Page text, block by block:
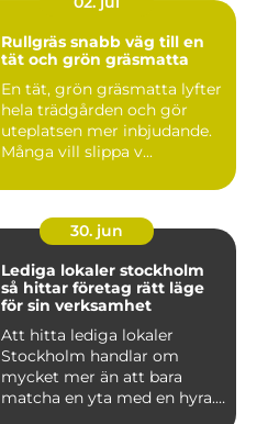
Rullgräs snabb väg till en
tät och grön gräsmatta
En tät, grön gräsmatta lyfter
hela trädgården och gör
uteplatsen mer inbjudande.
Många vill slippa v...
30. jun
Lediga lokaler stockholm
så hittar företag rätt läge
för sin verksamhet
Att hitta lediga lokaler
Stockholm handlar om
mycket mer än att bara
matcha en yta med en hyra.